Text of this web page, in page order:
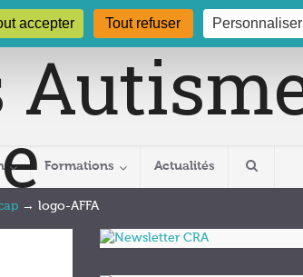
03 80 29 54 19
Formations Actualités
→ logo-AFFA
accepter Tout refuser Personnaliser